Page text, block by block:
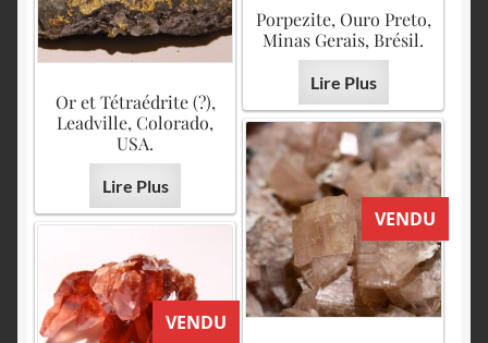
Porpezite, Ouro Preto,
Minas Gerais, Brésil.
Lire Plus
Or et Tétraédrite (?),
Leadville, Colorado,
USA.
Lire Plus
VENDU
VENDU